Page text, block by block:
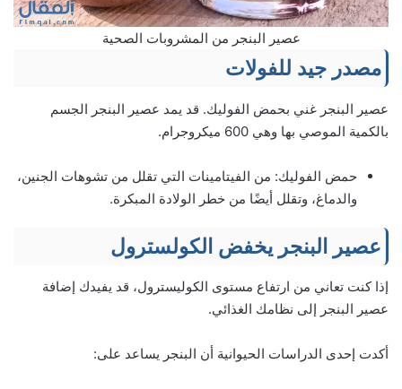
عصير البنجر من المشروبات الصحية
مصدر جيد للفولات
عصير البنجر غني بحمض الفوليك. قد يمد عصير البنجر الجسم
بالكمية الموصي بها وهي 600 ميكروجرام.
حمض الفوليك: من الفيتامينات التي تقلل من تشوهات الجنين،
والدماغ، وتقلل أيضًا من خطر الولادة المبكرة.
عصير البنجر يخفض الكولسترول
إذا كنت تعاني من ارتفاع مستوى الكوليسترول، قد يفيدك إضافة
عصير البنجر إلى نظامك الغذائي.
أكدت إحدى الدراسات الحيوانية أن البنجر يساعد على: